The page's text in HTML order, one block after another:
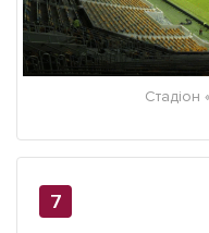
Стадіон